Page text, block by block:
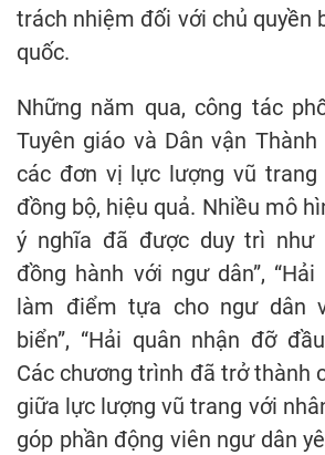
trách nhiệm đối với chủ quyền
quốc.
Những năm qua, công tác
Tuyên giáo và Dân vận
các đơn vị lực lượng vũ
đồng bộ, hiệu quả. Nhiều mô
ý nghĩa đã được duy trì như
đồng hành với ngư dân”,
làm điểm tựa cho ngư dân
biển”, “Hải quân nhận đỡ
Các chương trình đã trở thành
giữa lực lượng vũ trang với
góp phần động viên ngư dân